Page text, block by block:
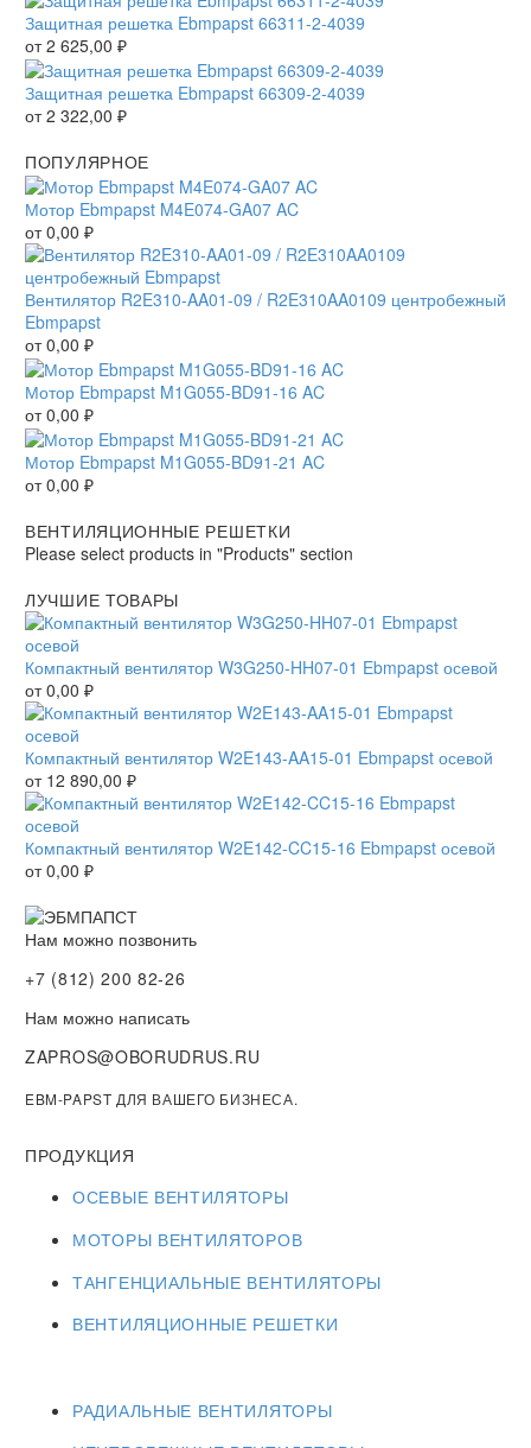
Защитная решетка Ebmpapst 66311-2-4039
от2 625,00 ₽
Защитная решетка Ebmpapst 66309-2-4039
от2 322,00 ₽
ПОПУЛЯРНОЕ
Мотор Ebmpapst M4E074-GA07 AC
от0,00 ₽
Вентилятор R2E310-AA01-09 / R2E310AA0109 центробежный
Ebmpapst
от0,00 ₽
Мотор Ebmpapst M1G055-BD91-16 AC
от0,00 ₽
Мотор Ebmpapst M1G055-BD91-21 AC
от0,00 ₽
ВЕНТИЛЯЦИОННЫЕ РЕШЕТКИ
Please select products in "Products" section
ЛУЧШИЕ ТОВАРЫ
Компактный вентилятор W3G250-HH07-01 Ebmpapst осевой
от0,00 ₽
Компактный вентилятор W2E143-AA15-01 Ebmpapst осевой
от 12 890,00 ₽
Компактный вентилятор W2E142-CC15-16 Ebmpapst осевой
от0,00 ₽
Нам можно позвонить
+7 (812) 200 82-26
Нам можно написать
ZAPROS@OBORUDRUS.RU
EBM-PAPST ДЛЯ ВАШЕГО БИЗНЕСА.
ПРОДУКЦИЯ
ОСЕВЫЕ ВЕНТИЛЯТОРЫ
МОТОРЫ ВЕНТИЛЯТОРОВ
ТАНГЕНЦИАЛЬНЫЕ ВЕНТИЛЯТОРЫ
ВЕНТИЛЯЦИОННЫЕ РЕШЕТКИ
РАДИАЛЬНЫЕ ВЕНТИЛЯТОРЫ